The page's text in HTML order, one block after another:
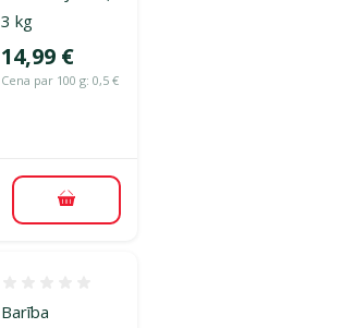
3 kg
Cena
14,99 €
Cena par 100 g: 0,5 €
Pievienot grozam
Barība